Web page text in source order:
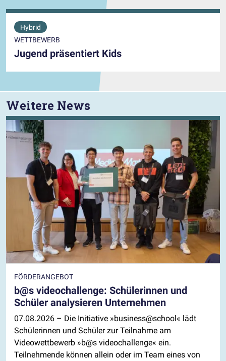
Hybrid
WETTBEWERB
Jugend präsentiert Kids
Weitere News
FÖRDERANGEBOT
b@s videochallenge: Schülerinnen und
Schüler analysieren Unternehmen
07.08.2026 – Die Initiative »business@school« lädt
Schülerinnen und Schüler zur Teilnahme am
Videowettbewerb »b@s videochallenge« ein.
Teilnehmende können allein oder im Team eines von